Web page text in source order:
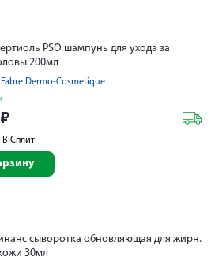
PSO шампунь для ухода за
200мл
Fabre Dermo-Cosmetique
₽
В Сплит
сыворотка обновляющая для жирн.
30мл